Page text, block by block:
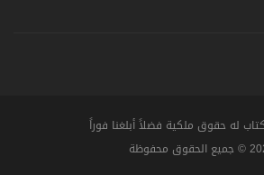
له حقوق ملكية فضلاً أبلغنا فوراً
محفوظة